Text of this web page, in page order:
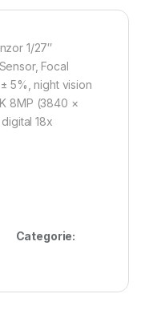
1/27″
Focal
5%, night vision
8MP (3840 ×
18x
Categorie: